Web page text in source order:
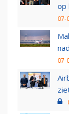
op
07-
07-